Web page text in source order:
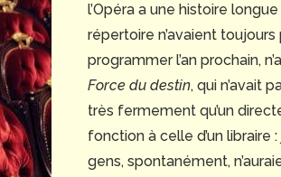
l’Opéra a une histoire
répertoire n’avaient
programmer l’an prochain,
Force du destin, qui n’avait
très fermement qu’un
fonction à celle d’un libraire
gens, spontanément,